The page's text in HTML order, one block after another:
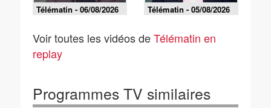
Télématin - 06/08/2026 Télématin - 05/08/2026
Voir toutes les vidéos deTélématin en
replay
Programmes TV similaires